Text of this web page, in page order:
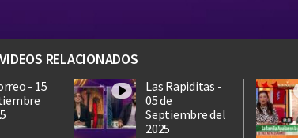
VIDEOS RELACIONADOS
- 15
Las Rapiditas -
05 de
Septiembre del
2025